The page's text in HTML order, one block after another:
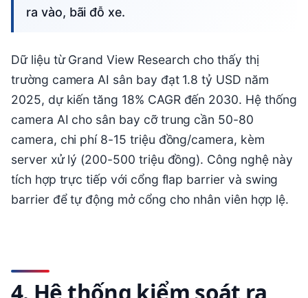
ra vào, bãi đỗ xe.
Dữ liệu từ Grand View Research cho thấy thị
trường camera AI sân bay đạt 1.8 tỷ USD năm
2025, dự kiến tăng 18% CAGR đến 2030. Hệ thống
camera AI cho sân bay cỡ trung cần 50-80
camera, chi phí 8-15 triệu đồng/camera, kèm
server xử lý (200-500 triệu đồng). Công nghệ này
tích hợp trực tiếp với cổng flap barrier và swing
barrier để tự động mở cổng cho nhân viên hợp lệ.